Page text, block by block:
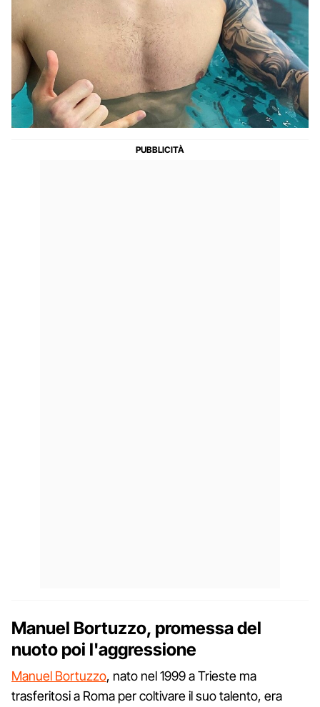
Manuel Bortuzzo, promessa del
nuoto poi l'aggressione
Manuel Bortuzzo, nato nel 1999 a Trieste ma
trasferitosi a Roma per coltivare il suo talento, era